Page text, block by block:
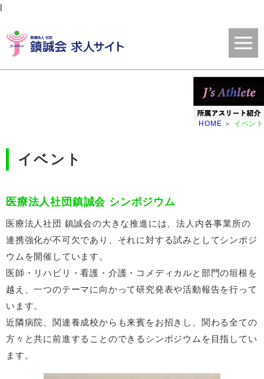
HOME イベント
イベント
医療法人社団鎮誠会 シンポジウム
医療法人社団 鎮誠会の大きな推進には、法人内各事業所の
連携強化が不可欠であり、それに対する試みとしてシンポジ
ウムを開催しています。
医師・リハビリ・看護・介護・コメディカルと部門の垣根を
越え、一つのテーマに向かって研究発表や活動報告を行って
います。
近隣病院、関連養成校からも来賓をお招きし、関わる全ての
方々と共に前進することのできるシンポジウムを目指してい
ます。